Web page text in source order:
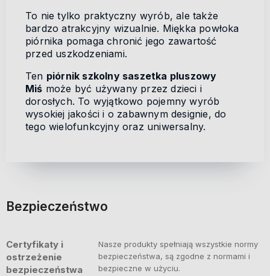
To nie tylko praktyczny wyrób, ale także
bardzo atrakcyjny wizualnie. Miękka powłoka
piórnika pomaga chronić jego zawartość
przed uszkodzeniami.
Ten piórnik szkolny saszetka pluszowy
Miś może być używany przez dzieci i
dorosłych. To wyjątkowo pojemny wyrób
wysokiej jakości i o zabawnym designie, do
tego wielofunkcyjny oraz uniwersalny.
Bezpieczeństwo
Certyfikaty i
ostrzeżenie
bezpieczeństwa
Nasze produkty spełniają wszystkie normy
bezpieczeństwa, są zgodne z normami i
bezpieczne w użyciu.